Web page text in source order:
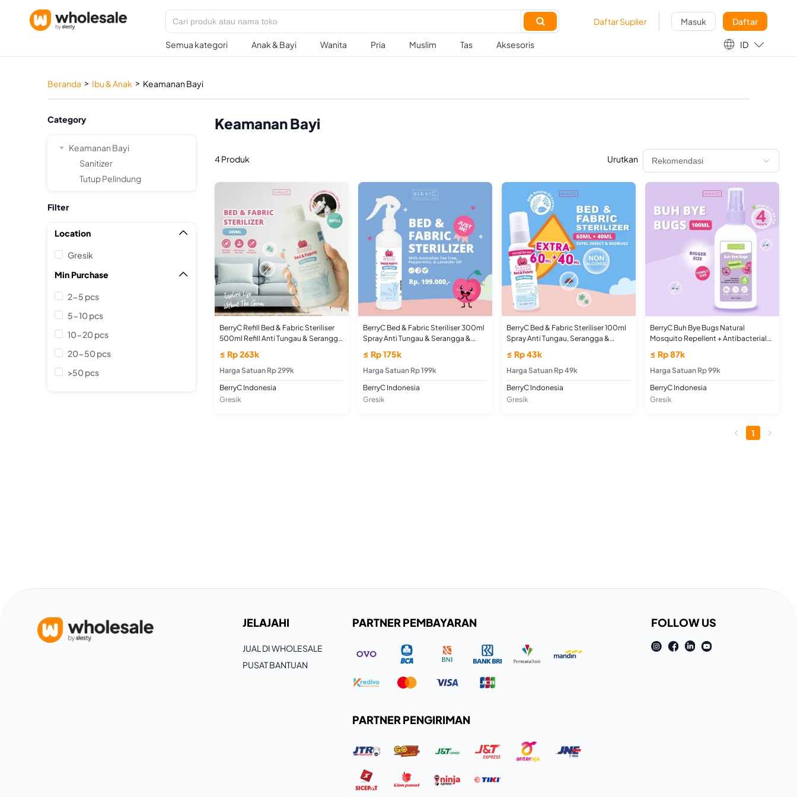

Semua kategori Anak & Bayi Wanita Pria Muslim Tas Aksesoris
Daftar Suplier Masuk Daftar
ID 
Beranda > Ibu & Anak > Keamanan Bayi
Category
Keamanan Bayi
Sanitizer
Tutup Pelindung
Filter
Location 
Gresik
Min Purchase

2-5 pcs
5-10 pcs
10-20 pcs
20-50 pcs
>50 pcs
Keamanan Bayi
4 Produk Urutkan
BerryC Refill Bed & Fabric Steriliser
500ml Refill Anti Tungau & Serangga
Kain, Kasur & Sofa
≤ Rp 263k
Harga Satuan Rp 299k
BerryC Indonesia
Gresik
BerryC Bed & Fabric Steriliser 300ml
Spray Anti Tungau & Serangga &
Kain, Kasur & Sofa
≤ Rp 175k
Harga Satuan Rp 199k
BerryC Indonesia
Gresik
BerryC Bed & Fabric Steriliser 100ml
Spray Anti Tungau, Serangga &
Kain, Kasur & Sofa
≤ Rp 43k
Harga Satuan Rp 49k
BerryC Indonesia
Gresik
BerryC Buh Bye Bugs Natural
Mosquito Repellent + Antibacterial
Dan Dewasa
≤ Rp 87k
Harga Satuan Rp 99k
BerryC Indonesia
Gresik
1
JELAJAHI
JUAL DI WHOLESALE
PUSAT BANTUAN
PARTNER PEMBAYARAN
PARTNER PENGIRIMAN
FOLLOW US